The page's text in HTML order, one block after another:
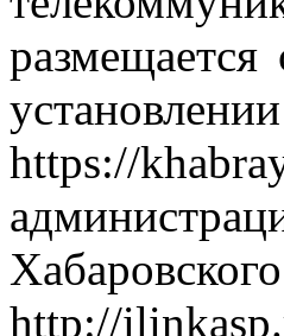
https://
http://